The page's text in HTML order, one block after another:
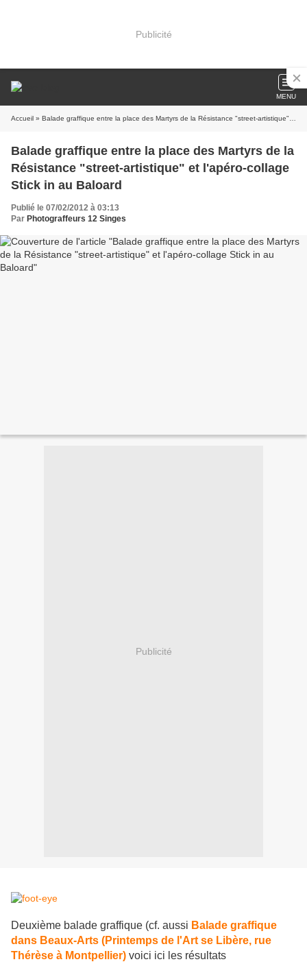
Publicité
MENU
Accueil » Balade graffique entre la place des Martyrs de la Résistance "street-artistique" et l'apéro-collage Stick in au Baloard
Balade graffique entre la place des Martyrs de la
Résistance "street-artistique" et l'apéro-collage
Stick in au Baloard
Publié le 07/02/2012 à 03:13
Par Photograffeurs 12 Singes
Publicité
Deuxième balade graffique (cf. aussi Balade graffique
dans Beaux-Arts (Printemps de l'Art se Libère, rue
Thérèse à Montpellier) voici ici les résultats